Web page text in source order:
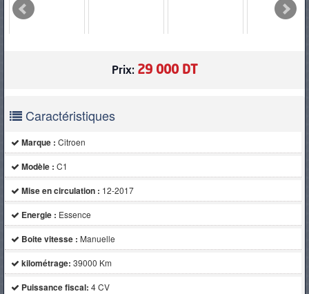
Prix: 29 000 DT
Caractéristiques
Marque : Citroen
Modèle : C1
Mise en circulation : 12-2017
Energie : Essence
Boite vitesse : Manuelle
kilométrage: 39000 Km
Puissance fiscal: 4 CV